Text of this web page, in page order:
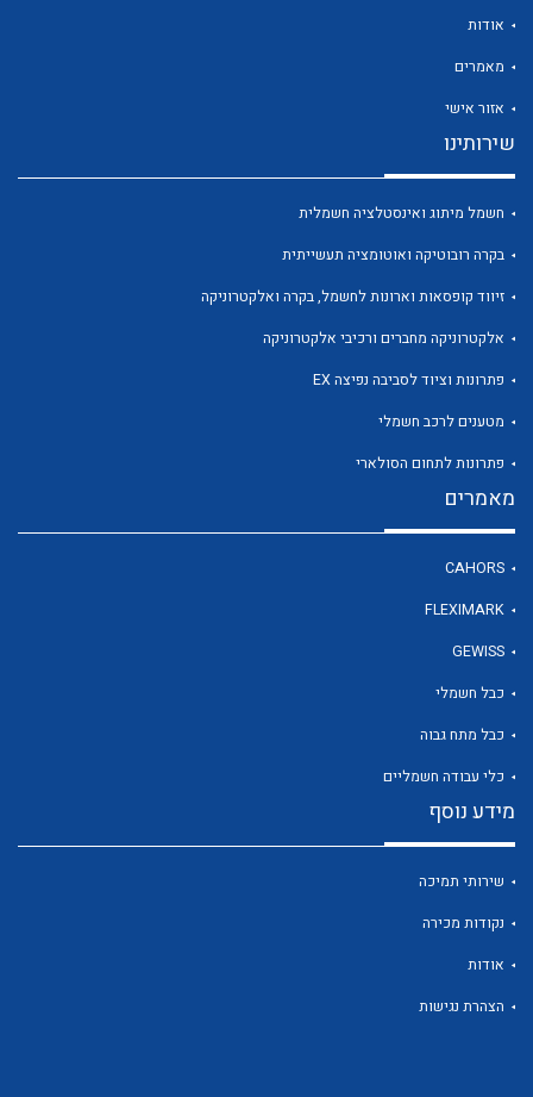
לכל מוצרי היצרן לכל מוצרי היצרן
אודות
מאמרים
אזור אישי
שירותינו
חשמל מיתוג ואינסטלציה חשמלית
בקרה רובוטיקה ואוטומציה תעשייתית
זיווד קופסאות וארונות לחשמל, בקרה ואלקטרוניקה
אלקטרוניקה מחברים ורכיבי אלקטרוניקה
פתרונות וציוד לסביבה נפיצה EX
מטענים לרכב חשמלי
פתרונות לתחום הסולארי
מאמרים
CAHORS
FLEXIMARK
GEWISS
כבל חשמלי
כבל מתח גבוה
כלי עבודה חשמליים
מידע נוסף
שירותי תמיכה
נקודות מכירה
אודות
הצהרת נגישות